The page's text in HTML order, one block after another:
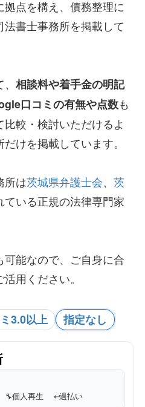
点を構え、債務整理に
書士事務所を掲載して
相談料や着手金の明記
口コミの有無や点数も
較・検討いただけるよ
けを掲載しています。
所は茨城県弁護士会、 茨
ている正規の法律専門家
能なので、ご自身に合
用ください。
3.0以上 指定なし
🔧個人再生 ↩️過払い